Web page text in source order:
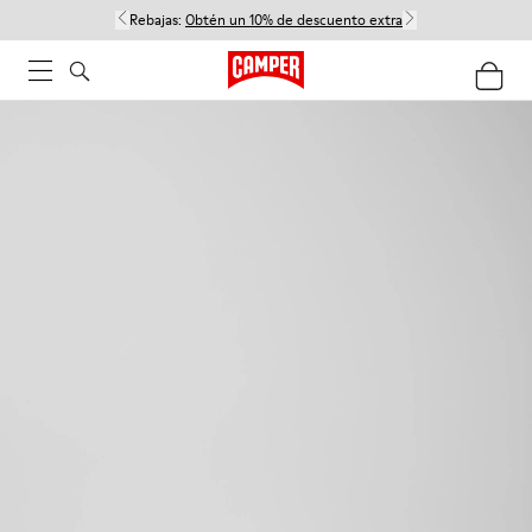
Rebajas: Obtén un 10% de descuento extra